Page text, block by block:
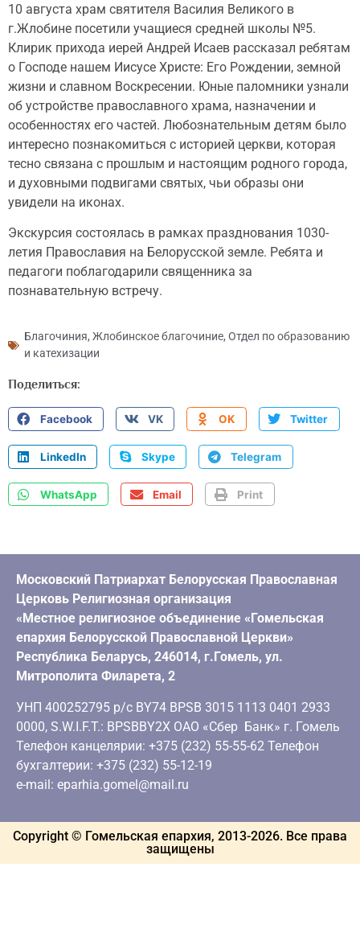
10 августа храм святителя Василия Великого в
г.Жлобине посетили учащиеся средней школы №5.
Клирик прихода иерей Андрей Исаев рассказал ребятам
о Господе нашем Иисусе Христе: Его Рождении, земной
жизни и славном Воскресении. Юные паломники узнали
об устройстве православного храма, назначении и
особенностях его частей. Любознательным детям было
интересно познакомиться с историей церкви, которая
тесно связана с прошлым и настоящим родного города,
и духовными подвигами святых, чьи образы они
увидели на иконах.
Экскурсия состоялась в рамках празднования 1030-
летия Православия на Белорусской земле. Ребята и
педагоги поблагодарили священника за
познавательную встречу.
Благочиния, Жлобинское благочиние, Отдел по образованию
и катехизации
Поделиться:
Facebook VK OK Twitter
LinkedIn Skype Telegram
WhatsApp Email Print
Московский Патриархат Белорусская Православная
Церковь Религиозная организация
«Местное религиозное объединение «Гомельская
епархия Белорусской Православной Церкви»
Республика Беларусь, 246014, г.Гомель, ул.
Митрополита Филарета, 2
УНП 400252795 р/с BY74 BPSB 3015 1113 0401 2933
0000, S.W.I.F.T.: BPSBBY2X ОАО «Сбер Банк» г. Гомель
Телефон канцелярии: +375 (232) 55-55-62 Телефон
бухгалтерии: +375 (232) 55-12-19
e-mail: eparhia.gomel@mail.ru
Copyright © Гомельская епархия, 2013-2026. Все права
защищены